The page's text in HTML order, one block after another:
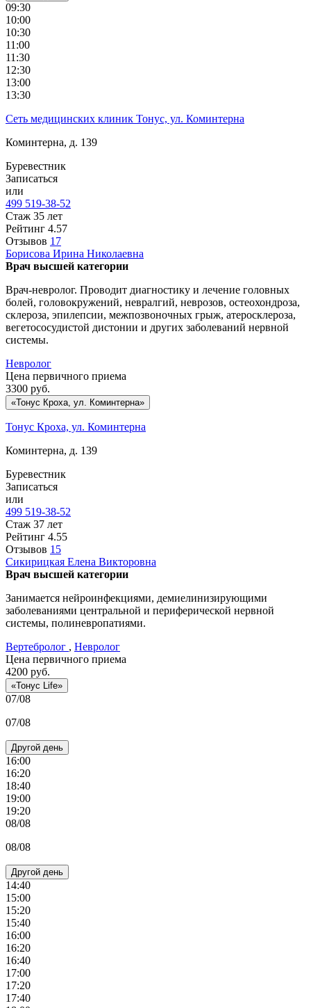
09:30
10:00
10:30
11:00
11:30
12:30
13:00
13:30
Сеть медицинских клиник Тонус, ул. Коминтерна
Коминтерна, д. 139
Буревестник
Записаться
или
499 519-38-52
Стаж 35 лет
Рейтинг 4.57
Отзывов 17
Борисова Ирина Николаевна
Врач высшей категории
Врач-невролог. Проводит диагностику и лечение головных
болей, головокружений, невралгий, неврозов, остеохондроза,
склероза, эпилепсии, межпозвоночных грыж, атеросклероза,
вегетососудистой дистонии и других заболеваний нервной
системы.
Невролог
Цена первичного приема
3300 руб.
«Тонус Кроха, ул. Коминтерна»
Тонус Кроха, ул. Коминтерна
Коминтерна, д. 139
Буревестник
Записаться
или
499 519-38-52
Стаж 37 лет
Рейтинг 4.55
Отзывов 15
Сикирицкая Елена Викторовна
Врач высшей категории
Занимается нейроинфекциями, демиелинизирующими
заболеваниями центральной и периферической нервной
системы, полиневропатиями.
Вертебролог , Невролог
Цена первичного приема
4200 руб.
«Тонус Life»
07/08
07/08
Другой день
16:00
16:20
18:40
19:00
19:20
08/08
08/08
Другой день
14:40
15:00
15:20
15:40
16:00
16:20
16:40
17:00
17:20
17:40